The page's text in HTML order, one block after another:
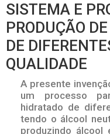
SISTEMA E
PRODUÇÃO
DE
QUALIDADE
A presente
um processo
hidratado de
tendo o álcool
produzindo álcool